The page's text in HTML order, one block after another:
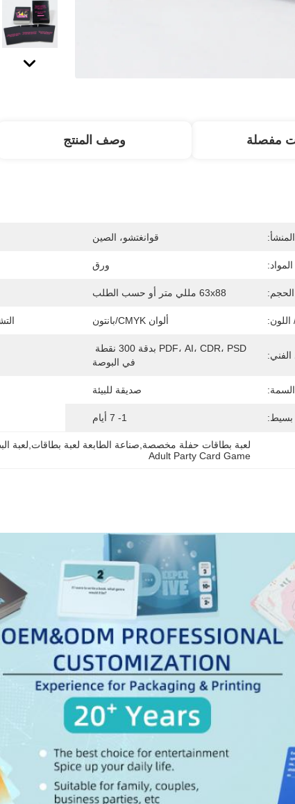
مفصلة وصف المنتج
قوانغتشو، الصين
المواد: ورق
الحجم: 63x88 مللي متر أو حسب الطلب
اللون: ألوان CMYK/بانتون
في البوصة
السمة: صديقة للبيئة
1- 7 أيام
لعبة بطاقات حفلة مخصصة,صناعة الطابعة لعبة بطاقات,لعبة
Adult Party Card Game